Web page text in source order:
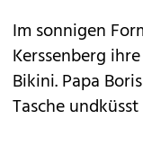
Im sonnigen
Kerssenberg
Bikini. Papa
Tasche